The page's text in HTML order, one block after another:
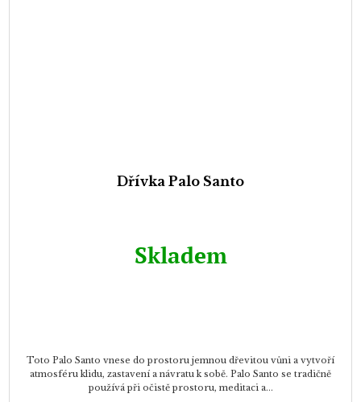
Dřívka Palo Santo
Skladem
Toto Palo Santo vnese do prostoru jemnou dřevitou vůni a vytvoří
atmosféru klidu, zastavení a návratu k sobě. Palo Santo se tradičně
používá při očistě prostoru, meditaci a...